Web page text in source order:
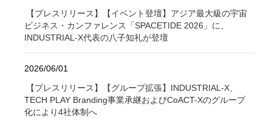
【プレスリリース】【イベント登壇】アジア最大級の宇宙
ビジネス・カンファレンス「SPACETIDE 2026」に、
INDUSTRIAL-X代表の八子知礼が登壇
2026/06/01
【プレスリリース】【グループ拡張】INDUSTRIAL-X、
TECH PLAY Branding事業承継およびCoACT-Xのグループ
化により4社体制へ